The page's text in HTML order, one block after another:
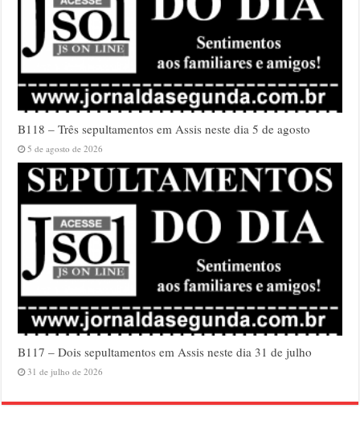
B118 – Três sepultamentos em Assis neste dia 5 de agosto
5 de agosto de 2026
B117 – Dois sepultamentos em Assis neste dia 31 de julho
31 de julho de 2026